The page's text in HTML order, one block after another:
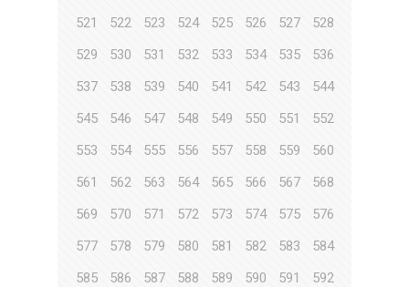
521
522 523 524 525 526 527
528
529
530 531 532 533 534 535
536
537
538 539 540 541 542 543
544
545
546 547 548 549 550 551
552
553
554 555 556 557 558 559
560
561
562 563 564 565 566 567
568
569
570 571 572 573 574 575
576
577
578 579 580 581 582 583
584
585
586 587 588 589 590 591
592